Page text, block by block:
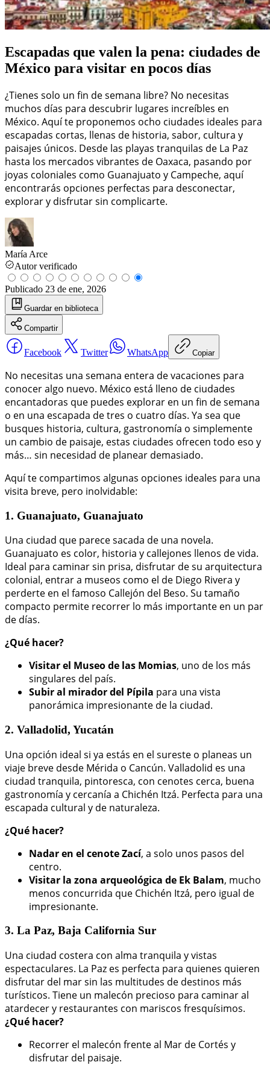
Escapadas que valen la pena: ciudades de
México para visitar en pocos días
¿Tienes solo un fin de semana libre? No necesitas
muchos días para descubrir lugares increíbles en
México. Aquí te proponemos ocho ciudades ideales para
escapadas cortas, llenas de historia, sabor, cultura y
paisajes únicos. Desde las playas tranquilas de La Paz
hasta los mercados vibrantes de Oaxaca, pasando por
joyas coloniales como Guanajuato y Campeche, aquí
encontrarás opciones perfectas para desconectar,
explorar y disfrutar sin complicarte.
María Arce
Autor verificado
Publicado 23 de ene, 2026
Guardar en biblioteca
Compartir
Facebook Twitter WhatsApp Copiar
No necesitas una semana entera de vacaciones para
conocer algo nuevo. México está lleno de ciudades
encantadoras que puedes explorar en un fin de semana
o en una escapada de tres o cuatro días. Ya sea que
busques historia, cultura, gastronomía o simplemente
un cambio de paisaje, estas ciudades ofrecen todo eso y
más… sin necesidad de planear demasiado.
Aquí te compartimos algunas opciones ideales para una
visita breve, pero inolvidable:
1. Guanajuato, Guanajuato
Una ciudad que parece sacada de una novela.
Guanajuato es color, historia y callejones llenos de vida.
Ideal para caminar sin prisa, disfrutar de su arquitectura
colonial, entrar a museos como el de Diego Rivera y
perderte en el famoso Callejón del Beso. Su tamaño
compacto permite recorrer lo más importante en un par
de días.
¿Qué hacer?
Visitar el Museo de las Momias, uno de los más
singulares del país.
Subir al mirador del Pípila para una vista
panorámica impresionante de la ciudad.
2. Valladolid, Yucatán
Una opción ideal si ya estás en el sureste o planeas un
viaje breve desde Mérida o Cancún. Valladolid es una
ciudad tranquila, pintoresca, con cenotes cerca, buena
gastronomía y cercanía a Chichén Itzá. Perfecta para una
escapada cultural y de naturaleza.
¿Qué hacer?
Nadar en el cenote Zací, a solo unos pasos del
centro.
Visitar la zona arqueológica de Ek Balam, mucho
menos concurrida que Chichén Itzá, pero igual de
impresionante.
3. La Paz, Baja California Sur
Una ciudad costera con alma tranquila y vistas
espectaculares. La Paz es perfecta para quienes quieren
disfrutar del mar sin las multitudes de destinos más
turísticos. Tiene un malecón precioso para caminar al
atardecer y restaurantes con mariscos fresquísimos.
¿Qué hacer?
Recorrer el malecón frente al Mar de Cortés y
disfrutar del paisaje.